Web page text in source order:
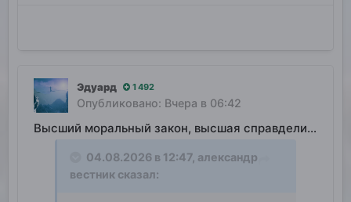
Эдуард 1 492
Опубликовано: Вчера в 06:42
Высший моральный закон, высшая справделивость
04.08.2026 в 12:47, александр
вестник сказал: